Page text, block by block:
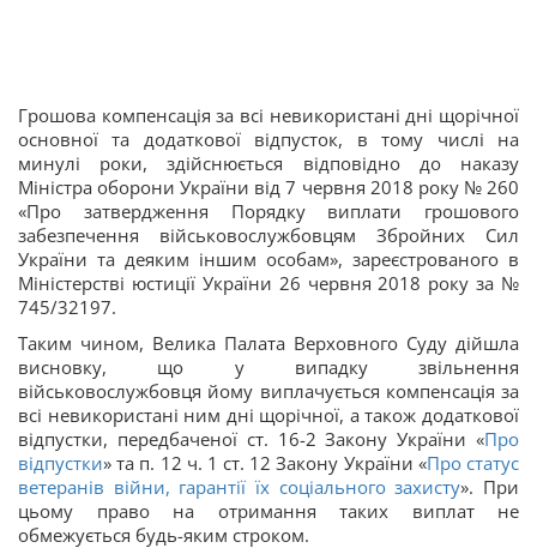
Грошова компенсація за всі невикористані дні щорічної
основної та додаткової відпусток, в тому числі на
минулі роки, здійснюється відповідно до наказу
Міністра оборони України від 7 червня 2018 року № 260
«Про затвердження Порядку виплати грошового
забезпечення військовослужбовцям Збройних Сил
України та деяким іншим особам», зареєстрованого в
Міністерстві юстиції України 26 червня 2018 року за №
745/32197.
Таким чином, Велика Палата Верховного Суду дійшла
висновку, що у випадку звільнення
військовослужбовця йому виплачується компенсація за
всі невикористані ним дні щорічної, а також додаткової
відпустки, передбаченої ст. 16-2 Закону України «Про
відпустки» та п. 12 ч. 1 ст. 12 Закону України «Про статус
ветеранів війни, гарантії їх соціального захисту». При
цьому право на отримання таких виплат не
обмежується будь-яким строком.